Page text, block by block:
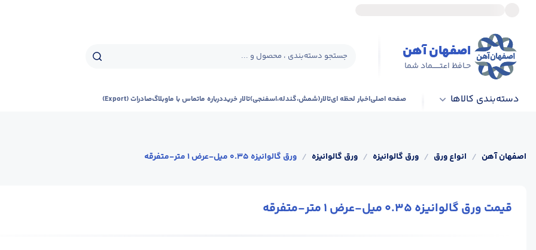
اصفهان آهن
حـافظ اعتــــــماد شما
جستجو دسته‌بندی ، محصول و ...
دسته‌بندی کالاها صفحه اصلیاخبار لحظه ایتالار(شمش،گندله،اسفنجی)تالار خریددرباره ماتماس با ماوبلاگصادرات (Export)
اصفهان آهن / انواع ورق / ورق گالوانیزه / ورق گالوانیزه / ورق گالوانیزه 0.35 میل-عرض 1 متر-متفرقه
قیمت ورق گالوانیزه 0.35 میل-عرض 1 متر-متفرقه